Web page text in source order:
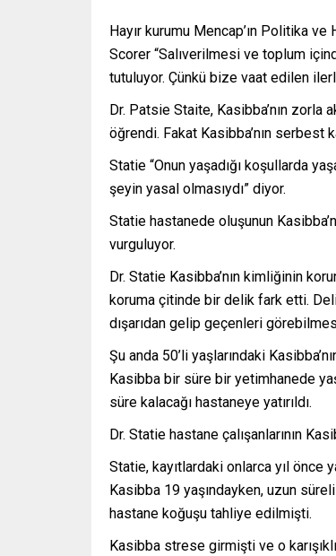
Hayır kurumu Mencap’ın Politika
Scorer “Salıverilmesi ve toplum
tutuluyor. Çünkü bize vaat edilen
Dr. Patsie Staite, Kasibba’nın
öğrendi. Fakat Kasibba’nın serbest
Statie “Onun yaşadığı koşullarda
şeyin yasal olmasıydı” diyor.
Statie hastanede oluşunun
vurguluyor.
Dr. Statie Kasibba’nın kimliğinin
koruma çitinde bir delik fark etti.
dışarıdan gelip geçenleri
Şu anda 50’li yaşlarındaki
Kasibba bir süre bir yetimhanede
süre kalacağı hastaneye yatırıldı.
Dr. Statie hastane çalışanlarının
Statie, kayıtlardaki onlarca yıl önce
Kasibba 19 yaşındayken, uzun
hastane koğuşu tahliye edilmişti.
Kasibba strese girmişti ve o